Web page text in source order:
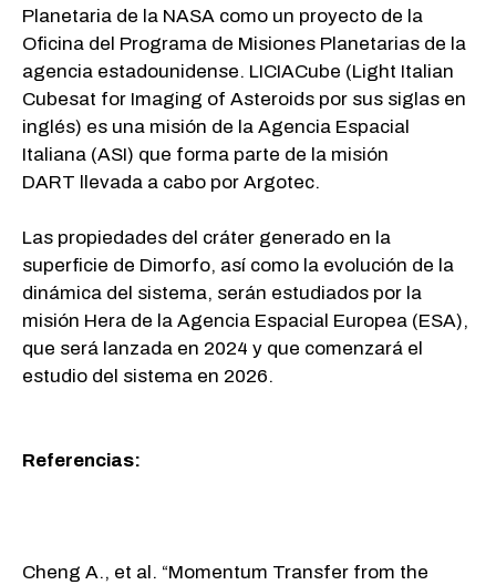
Planetaria de la NASA como un proyecto de la
Oficina del Programa de Misiones Planetarias de la
agencia estadounidense. LICIACube (Light Italian
Cubesat for Imaging of Asteroids por sus siglas en
inglés) es una misión de la Agencia Espacial
Italiana (ASI) que forma parte de la misión
DART llevada a cabo por Argotec.
Las propiedades del cráter generado en la
superficie de Dimorfo, así como la evolución de la
dinámica del sistema, serán estudiados por la
misión Hera de la Agencia Espacial Europea (ESA),
que será lanzada en 2024 y que comenzará el
estudio del sistema en 2026.
Referencias:
Cheng A., et al. “Momentum Transfer from the